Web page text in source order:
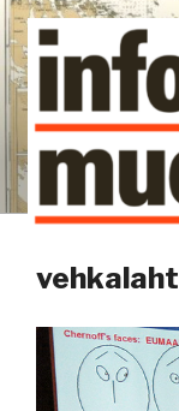
Siirry
sisältöön
Kuinka tieto